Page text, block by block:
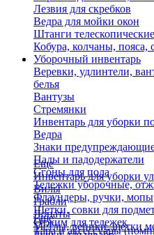
Лезвия для скребков
Ведра для мойки окон
Штанги телескопические
Кобура, колчаны, пояса,
Уборочный инвентарь
Веревки, удлинтели,
белья
Вантузы
Стремянки
Инвентарь для уборки
Ведра
Знаки
Пады и падодержатели
Сгоны для пола
Тележки уборочные,
Флаундеры, ручки, мопы
Щетки, совки для
Отжим для тележек
Еще
Инвентарь для уборки
Вилы
Грабли
Лопаты
Метлы, веники, щетки
Еще
Тара и аксессуары